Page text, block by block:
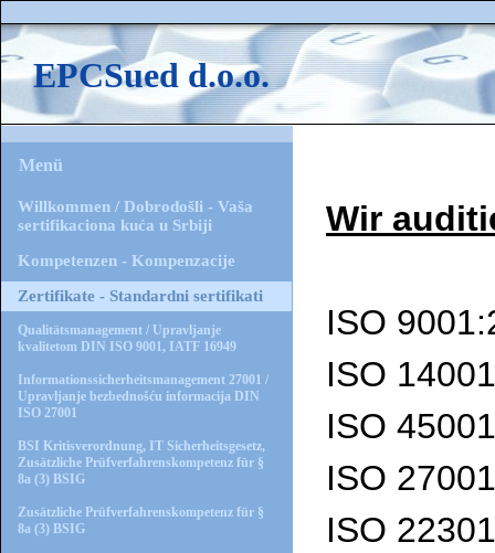
EPCSued d.o.o.
Menü
Willkommen / Dobrodošli - Vaša
sertifikaciona kuća u Srbiji
Kompetenzen - Kompenzacije
Zertifikate - Standardni sertifikati
Qualitätsmanagement / Upravljanje
kvalitetom DIN ISO 9001, IATF 16949
Informationssicherheitsmanagement 27001 /
Upravljanje bezbednošću informacija DIN
ISO 27001
BSI Kritisverordnung, IT Sicherheitsgesetz,
Zusätzliche Prüfverfahrenskompetenz für §
8a (3) BSIG
Zusätzliche Prüfverfahrenskompetenz für §
8a (3) BSIG
Wir
ISO
ISO
ISO
ISO
ISO